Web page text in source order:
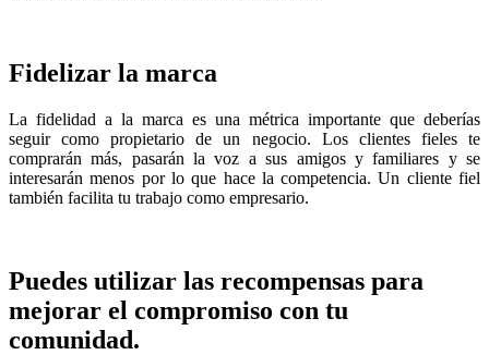
Fidelizar la marca
La fidelidad a la marca es una métrica importante que deberías
seguir como propietario de un negocio. Los clientes fieles te
comprarán más, pasarán la voz a sus amigos y familiares y se
interesarán menos por lo que hace la competencia. Un cliente fiel
también facilita tu trabajo como empresario.
Puedes utilizar las recompensas para
mejorar el compromiso con tu
comunidad.